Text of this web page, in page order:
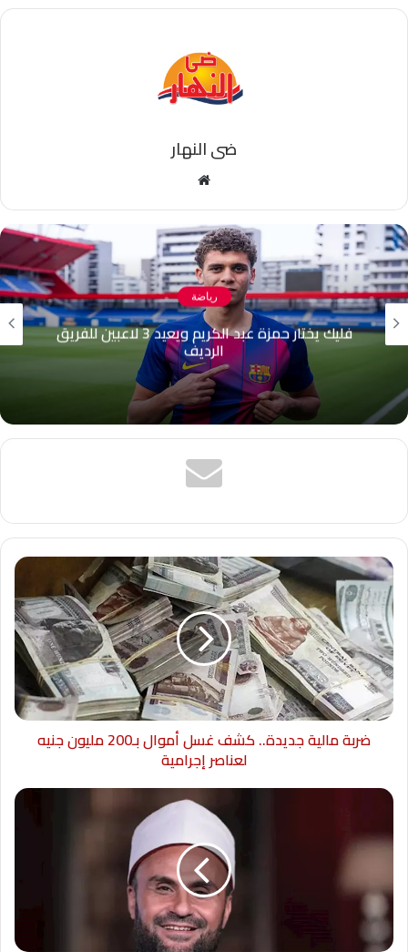
ضى النهار
رياضة
“ضاع عليا موسم كامل”.. أحمد مجدي يكشف
كواليس رحيله عن الزمالك
ضربة مالية جديدة.. كشف غسل أموال بـ200 مليون جنيه
لعناصر إجرامية